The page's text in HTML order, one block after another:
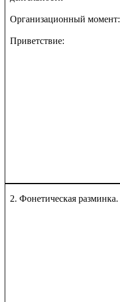
Организационный момент:
Приветствие:
2. Фонетическая разминка.